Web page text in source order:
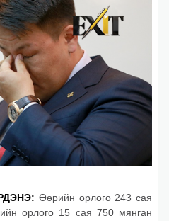
Өөрийн орлого 243 сая
орлого 15 сая 750 мянган